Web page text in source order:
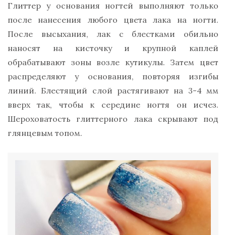
Глиттер у основания ногтей выполняют только
после нанесения любого цвета лака на ногти.
После высыхания, лак с блестками обильно
наносят на кисточку и крупной каплей
обрабатывают зоны возле кутикулы. Затем цвет
распределяют у основания, повторяя изгибы
линий. Блестящий слой растягивают на 3-4 мм
вверх так, чтобы к середине ногтя он исчез.
Шероховатость глиттерного лака скрывают под
глянцевым топом.